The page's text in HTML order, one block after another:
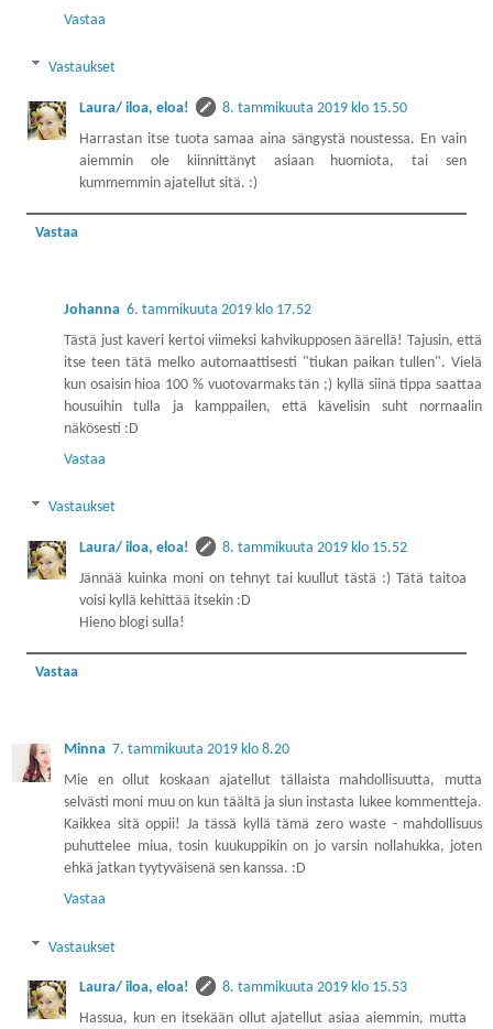
Vastaa
Vastaukset
Laura/ iloa, eloa!
8. tammikuuta 2019 klo 15.50
Harrastan itse tuota samaa aina sängystä noustessa. En vain
aiemmin ole kiinnittänyt asiaan huomiota, tai sen
kummemmin ajatellut sitä. :)
Vastaa
Johanna 6. tammikuuta 2019 klo 17.52
Tästä just kaveri kertoi viimeksi kahvikupposen äärellä! Tajusin, että
itse teen tätä melko automaattisesti "tiukan paikan tullen". Vielä
kun osaisin hioa 100 % vuotovarmaks tän ;) kyllä siinä tippa saattaa
housuihin tulla ja kamppailen, että kävelisin suht normaalin
näkösesti :D
Vastaa
Vastaukset
Laura/ iloa, eloa!
8. tammikuuta 2019 klo 15.52
Jännää kuinka moni on tehnyt tai kuullut tästä :) Tätä taitoa
voisi kyllä kehittää itsekin :D
Hieno blogi sulla!
Vastaa
Minna 7. tammikuuta 2019 klo 8.20
Mie en ollut koskaan ajatellut tällaista mahdollisuutta, mutta
selvästi moni muu on kun täältä ja siun instasta lukee kommentteja.
Kaikkea sitä oppii! Ja tässä kyllä tämä zero waste - mahdollisuus
puhuttelee miua, tosin kuukuppikin on jo varsin nollahukka, joten
ehkä jatkan tyytyväisenä sen kanssa. :D
Vastaa
Vastaukset
Laura/ iloa, eloa!
8. tammikuuta 2019 klo 15.53
Hassua, kun en itsekään ollut ajatellut asiaa aiemmin, mutta